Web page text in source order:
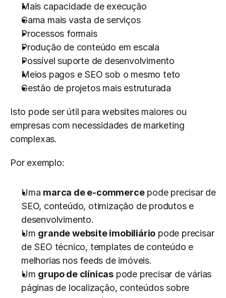
Mais capacidade de execução
Gama mais vasta de serviços
Processos formais
Produção de conteúdo em escala
Possível suporte de desenvolvimento
Meios pagos e SEO sob o mesmo teto
Gestão de projetos mais estruturada
Isto pode ser útil para websites maiores ou
empresas com necessidades de marketing
complexas.
Por exemplo:
Uma marca de e-commerce pode precisar de
SEO, conteúdo, otimização de produtos e
desenvolvimento.
Um grande website imobiliário pode precisar
de SEO técnico, templates de conteúdo e
melhorias nos feeds de imóveis.
Um grupo de clínicas pode precisar de várias
páginas de localização, conteúdos sobre